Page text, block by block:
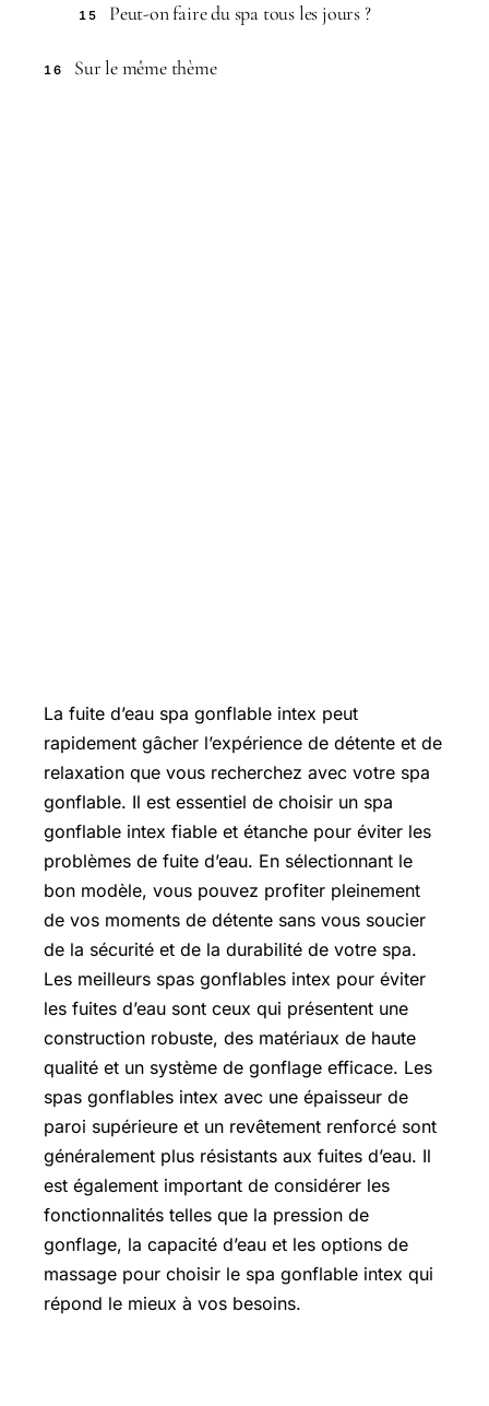
15 Peut-on faire du spa tous les jours ?
16 Sur le même thème
La fuite d’eau spa gonflable intex peut
rapidement gâcher l’expérience de détente et de
relaxation que vous recherchez avec votre spa
gonflable. Il est essentiel de choisir un spa
gonflable intex fiable et étanche pour éviter les
problèmes de fuite d’eau. En sélectionnant le
bon modèle, vous pouvez profiter pleinement
de vos moments de détente sans vous soucier
de la sécurité et de la durabilité de votre spa.
Les meilleurs spas gonflables intex pour éviter
les fuites d’eau sont ceux qui présentent une
construction robuste, des matériaux de haute
qualité et un système de gonflage efficace. Les
spas gonflables intex avec une épaisseur de
paroi supérieure et un revêtement renforcé sont
généralement plus résistants aux fuites d’eau. Il
est également important de considérer les
fonctionnalités telles que la pression de
gonflage, la capacité d’eau et les options de
massage pour choisir le spa gonflable intex qui
répond le mieux à vos besoins.